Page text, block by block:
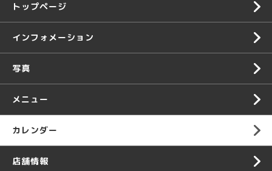
トップページ
インフォメーション
写真
メニュー
カレンダー
店舗情報